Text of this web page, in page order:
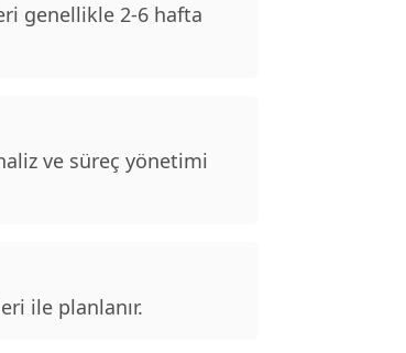
genellikle 2-6 hafta
ve süreç yönetimi
ile planlanır.